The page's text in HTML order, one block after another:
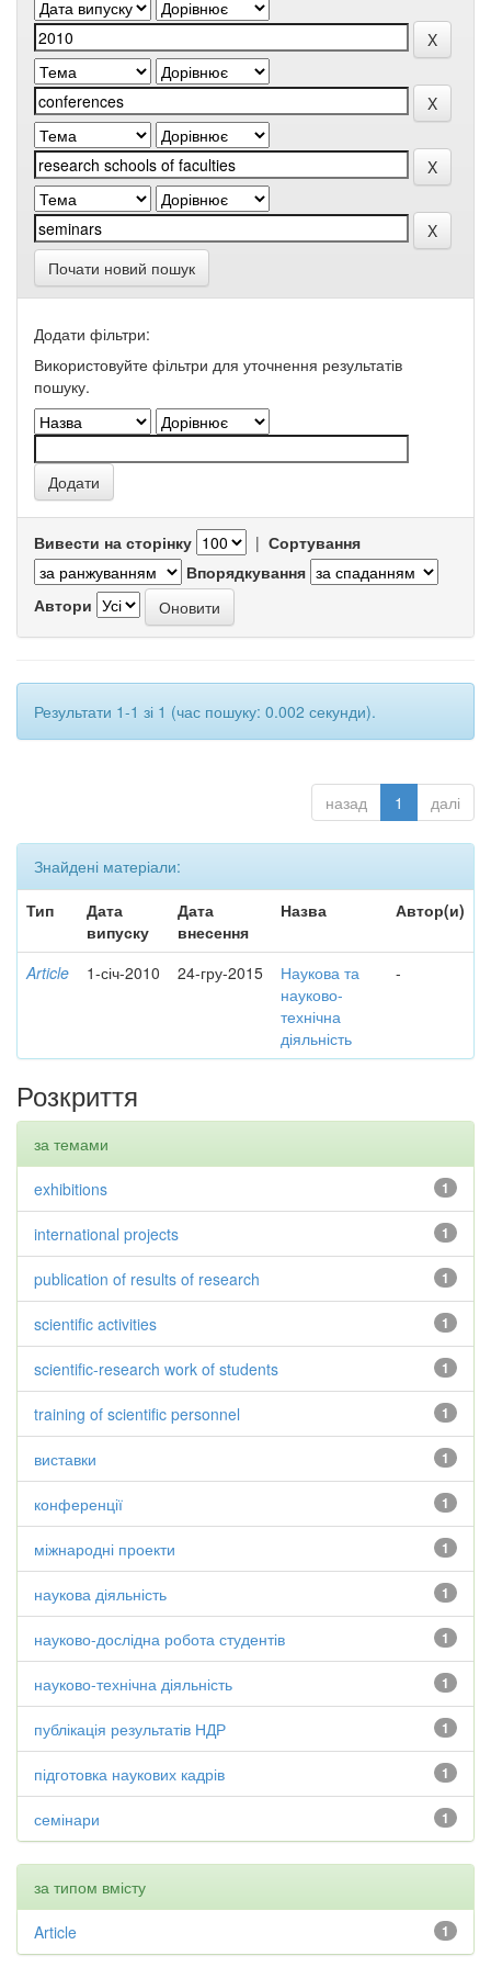
Почати новий пошук
Додати фільтри:
Використовуйте фільтри для уточнення результатів
пошуку.
Вивести на сторінку | Сортування
Впорядкування
Автори
Результати 1-1 зі 1 (час пошуку: 0.002 секунди).
назад 1 далі
Знайдені матеріали:
Тип
Дата
випуску
Дата
внесення
Назва Автор(и)
Article 1-січ-2010 24-гру-2015
Наукова та
науково-
технічна
діяльність
-
Розкриття
за темами
1
exhibitions
1
international projects
1
publication of results of research
1
scientific activities
1
scientific-research work of students
1
training of scientific personnel
1
виставки
1
конференції
1
міжнародні проекти
1
наукова діяльність
1
науково-дослідна робота студентів
1
науково-технічна діяльність
1
публікація результатів НДР
1
підготовка наукових кадрів
1
семінари
за типом вмісту
1
Article